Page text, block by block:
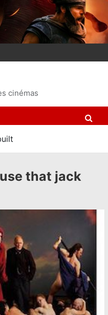
cinémas
that jack